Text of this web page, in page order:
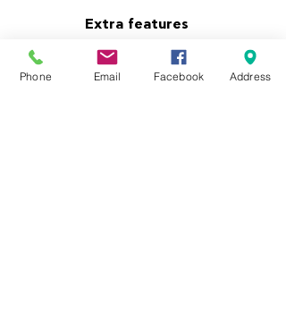
Extra features
Parking: Yes
Phone Email Facebook Address